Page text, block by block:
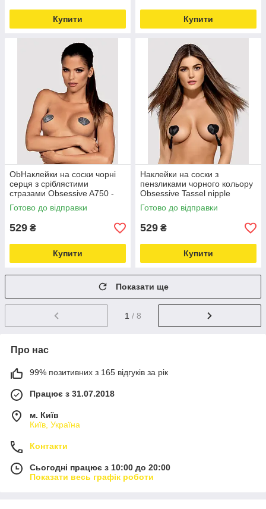
Купити Купити
ObНаклейки на соски чорні
серця з сріблястими
стразами Obsessive A750 -
online multimarket Love&Life -
online-multimarket-
Готово до відправки
529 ₴
Купити
Наклейки на соски з
пензликами чорного кольору
Obsessive Tassel nipple
covers - online multimarket
Love&Life -online-multimarket-
Готово до відправки
529 ₴
Купити
Показати ще
1 / 8
Про нас
99% позитивних з 165 відгуків за рік
Працює з 31.07.2018
м. Київ
Київ, Україна
Контакти
Сьогодні працює з 10:00 до 20:00
Показати весь графік роботи